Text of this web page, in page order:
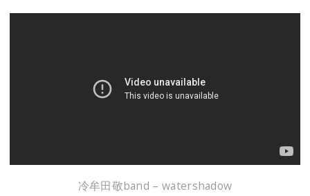
冷牟田敬band – watershadow